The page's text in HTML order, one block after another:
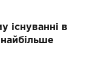
існуванні в